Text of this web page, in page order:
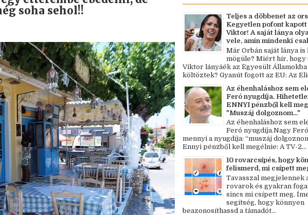
soha sehol!!
Teljes a döbbenet az
Kegyetlen pofont kapott
Viktor! A saját lánya
vele, amin mindenki
Már Orbán saját lánya
mögüle? Miért hír, hogy
Viktor lányáék az Egyesült Államokba
költöztek? Gyanút fogott az EU: Az
Az éhenhaláshoz sem
Feró nyugdíja.
ENNYI pénzből kell
"Muszáj dolgoznom..."
Az éhenhaláshoz sem
Feró nyugdíja.Nagy
mennyi a nyugdíja: “muszáj
Ennyi pénzből kell megélnie: A TV-2...
10 rovarcsípés, hogy
felismerd, mi csípett
Tavasszal megjelennek
rovarok és gyakran
sincs mi csípett meg.
segítség, hogy könnyen
beazonosíthassd a támadót...